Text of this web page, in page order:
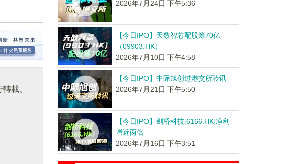
載、
2026年7月24日 下午5:36
【今日IPO】天数智芯配股筹70亿
（09903.HK）
2026年7月10日 下午4:58
【今日IPO】中际旭创过港交所聆讯
2026年7月21日 下午5:50
【今日IPO】剑桥科技[6166.HK]净利
增近两倍
2026年7月16日 下午3:51